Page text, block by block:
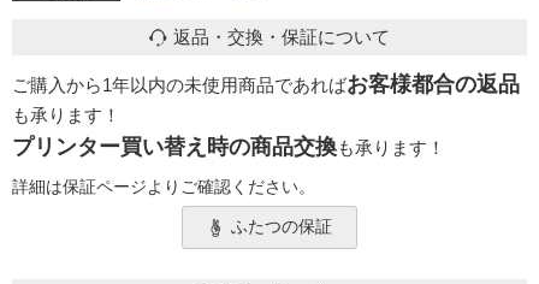
返品・交換・保証について
ご購入から1年以内の未使用商品であればお客様都合の返品
も承ります！
プリンター買い替え時の商品交換も承ります！
詳細は保証ページよりご確認ください。
ふたつの保証